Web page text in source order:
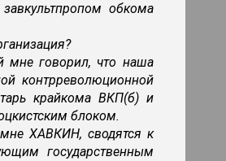
обкома
говорил, что наша
контрреволюционной
крайкома ВКП(б) и
блоком.
ХАВКИН, сводятся к
государственным